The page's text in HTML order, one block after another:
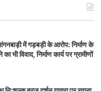
में गड़बड़ी के आरोप: निर्माण के
विवाद, निर्माण कार्य पर ग्रामीणों